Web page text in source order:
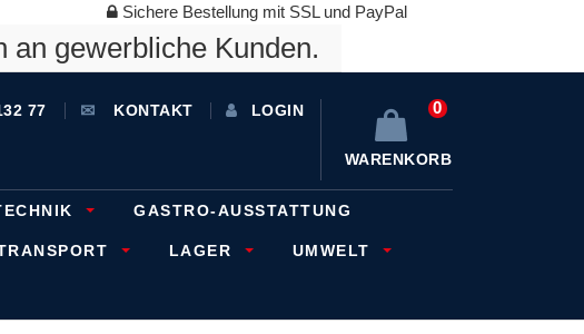
Sichere Bestellung mit SSL und PayPal
an gewerbliche Kunden.
77 KONTAKT LOGIN 0
WARENKORB
GASTRO-AUSSTATTUNG
LAGER UMWELT